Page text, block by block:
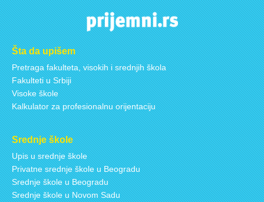
Šta da upišem
Pretraga fakulteta, visokih i srednjih škola
Fakulteti u Srbiji
Visoke škole
Kalkulator za profesionalnu orijentaciju
Srednje škole
Upis u srednje škole
Privatne srednje škole u Beogradu
Srednje škole u Beogradu
Srednje škole u Novom Sadu